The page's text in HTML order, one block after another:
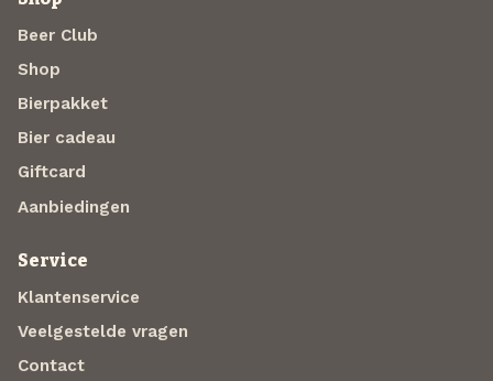
Beer Club
Shop
Bierpakket
Bier cadeau
Giftcard
Aanbiedingen
Service
Klantenservice
Veelgestelde vragen
Contact